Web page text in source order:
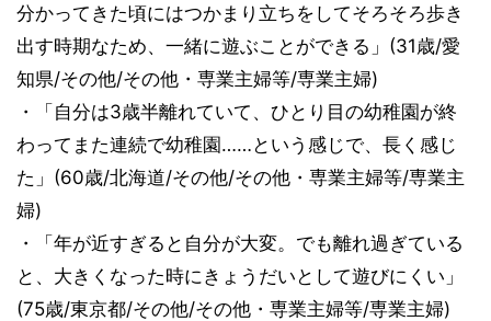
分かってきた頃にはつかまり立ちをしてそろそろ歩き
出す時期なため、一緒に遊ぶことができる」(31歳/愛
知県/その他/その他・専業主婦等/専業主婦)
・「自分は3歳半離れていて、ひとり目の幼稚園が終
わってまた連続で幼稚園……という感じで、長く感じ
た」(60歳/北海道/その他/その他・専業主婦等/専業主
婦)
・「年が近すぎると自分が大変。でも離れ過ぎている
と、大きくなった時にきょうだいとして遊びにくい」
(75歳/東京都/その他/その他・専業主婦等/専業主婦)